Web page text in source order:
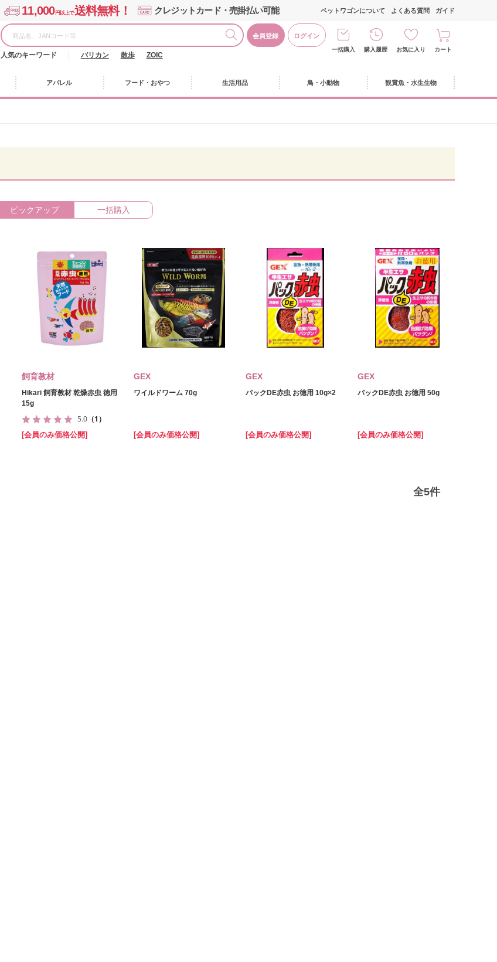
11,000円以上で送料無料！ クレジットカード・売掛払い可能
会員登録 ログイン
人気のキーワード バリカン 散歩 ZOIC
ペットワゴンについて よくある質問 ガイド
一括購入 購入履歴 お気に入り カート
アパレル フード・おやつ 生活用品 鳥・小動物 観賞魚・水生生物
ピックアップ 一括購入
飼育教材
Hikari 飼育教材 乾燥赤虫 徳用
15g
5.0 （1）
[会員のみ価格公開]
GEX
ワイルドワーム 70g
[会員のみ価格公開]
GEX
パックDE赤虫 お徳用 10g×2
[会員のみ価格公開]
GEX
パックDE赤虫 お徳用 50g
[会員のみ価格公開]
全5件